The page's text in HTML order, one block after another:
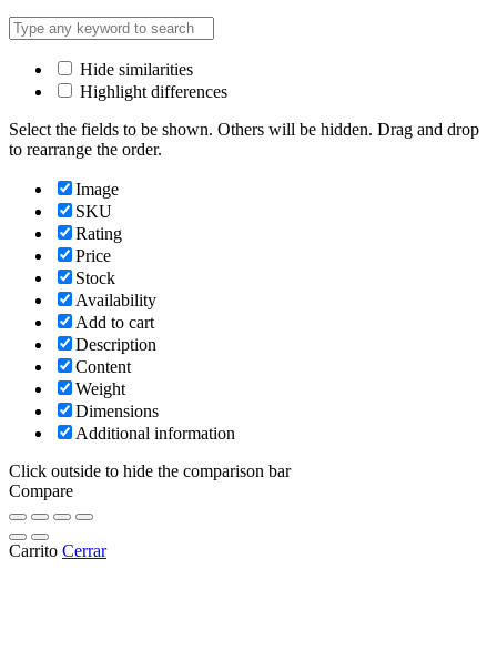
Hide similarities
Highlight differences
Select the fields to be shown. Others will be hidden. Drag and drop
to rearrange the order.
Image
SKU
Rating
Price
Stock
Availability
Add to cart
Description
Content
Weight
Dimensions
Additional information
Click outside to hide the comparison bar
Compare
Carrito Cerrar